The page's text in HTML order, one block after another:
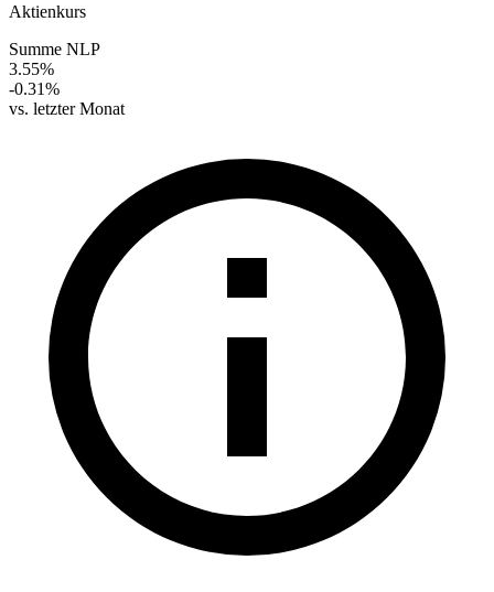
Aktienkurs
Summe NLP
3.55%
-0.31%
vs. letzter Monat